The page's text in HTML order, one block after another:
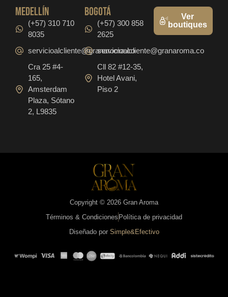
medellín
(+57) 310 710
8035
servicioalcliente@granaroma.co
Cra 25 #4-
165,
Amsterdam
Plaza, Sótano
2, L9835
bogotá
(+57) 300 858
2625
servicioalcliente@granaroma.co
Cll 82 #12-35,
Hotel Avani,
Piso 2
Ver
boutiques
Copyright © 2026 Gran Aroma
Términos & Condiciones Política de privacidad
Diseñado por Simple&Efectivo